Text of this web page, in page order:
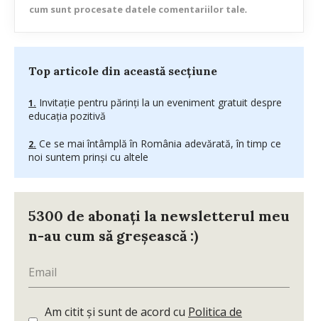
cum sunt procesate datele comentariilor tale.
Top articole din această secțiune
Invitație pentru părinți la un eveniment gratuit despre
educația pozitivă
Ce se mai întâmplă în România adevărată, în timp ce
noi suntem prinşi cu altele
5300 de abonați la newsletterul meu
n-au cum să greșească :)
Am citit și sunt de acord cu Politica de